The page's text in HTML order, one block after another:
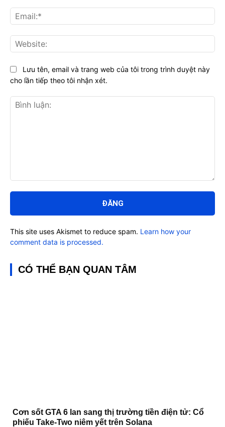
Lưu tên, email và trang web của tôi trong trình duyệt này
cho lần tiếp theo tôi nhận xét.
This site uses Akismet to reduce spam. Learn how your
comment data is processed.
CÓ THỂ BẠN QUAN TÂM
Cơn sốt GTA 6 lan sang thị trường tiền điện tử: Cổ
phiếu Take-Two niêm yết trên Solana